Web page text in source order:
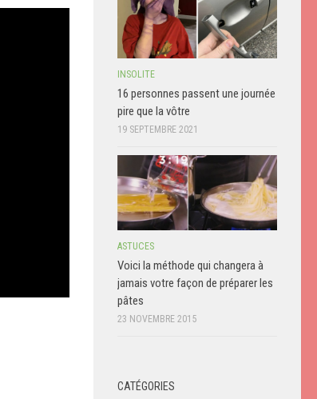
INSOLITE
16 personnes passent une journée
pire que la vôtre
19 SEPTEMBRE 2021
ASTUCES
Voici la méthode qui changera à
jamais votre façon de préparer les
pâtes
23 NOVEMBRE 2015
CATÉGORIES